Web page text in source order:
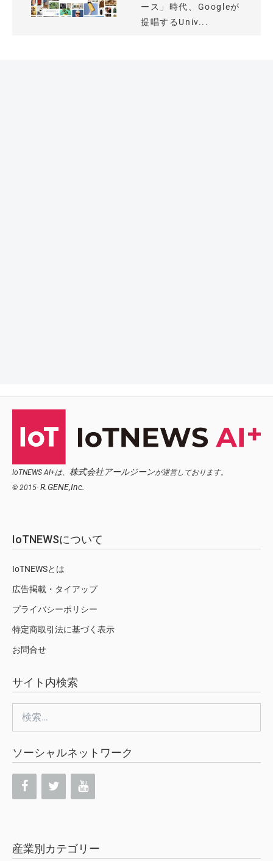
ース」時代、Googleが
提唱するUniv...
IoTNEWS AI+は、 株式会社アールジーンが運営しております。
© 2015- R.GENE,Inc.
IoTNEWSについて
IoTNEWSとは
広告掲載・タイアップ
プライバシーポリシー
特定商取引法に基づく表示
お問合せ
サイト内検索
索:
ソーシャルネットワーク
産業別カテゴリー